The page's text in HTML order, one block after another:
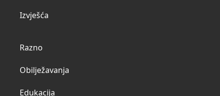
Izvješća
Razno
Obilježavanja
Edukacija